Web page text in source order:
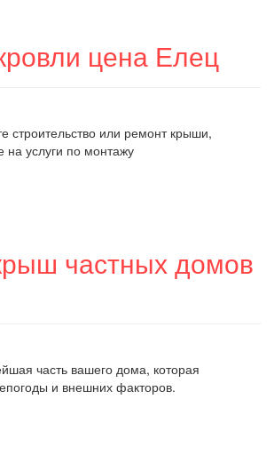
цена Елец
строительство или ремонт крыши,
на услуги по монтажу
частных домов
часть вашего дома, которая
и внешних факторов.